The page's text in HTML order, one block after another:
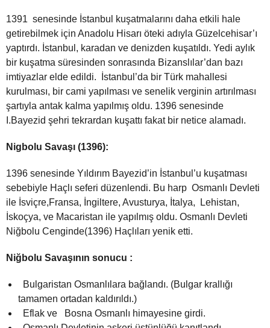
1391 senesinde İstanbul kuşatmalarını daha etkili hale
getirebilmek için Anadolu Hisarı öteki adıyla Güzelcehisar’ı
yaptırdı. İstanbul, karadan ve denizden kuşatıldı. Yedi aylık
bir kuşatma süresinden sonrasında Bizanslılar’dan bazı
imtiyazlar elde edildi. İstanbul’da bir Türk mahallesi
kurulması, bir cami yapılması ve senelik verginin artırılması
şartıyla antak kalma yapılmış oldu. 1396 senesinde
I.Bayezid şehri tekrardan kuşattı fakat bir netice alamadı.
Nigbolu Savaşı (1396):
1396 senesinde Yıldırım Bayezid’in İstanbul’u kuşatması
sebebiyle Haçlı seferi düzenlendi. Bu harp Osmanlı Devleti
ile İsviçre,Fransa, İngiltere, Avusturya, İtalya, Lehistan,
İskoçya, ve Macaristan ile yapılmış oldu. Osmanlı Devleti
Niğbolu Cenginde(1396) Haçlıları yenik etti.
Niğbolu Savaşının sonucu :
Bulgaristan Osmanlılara bağlandı. (Bulgar krallığı
tamamen ortadan kaldırıldı.)
Eflak ve Bosna Osmanlı himayesine girdi.